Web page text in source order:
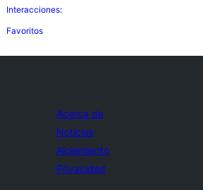
Interacciones:
Favoritos
Acerca de
Noticias
Alojamiento
Privacidad